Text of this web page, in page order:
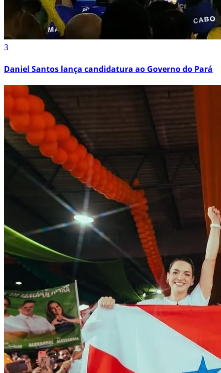
3
Daniel Santos lança candidatura ao Governo do Pará